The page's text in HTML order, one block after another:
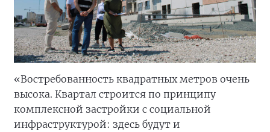
«Востребованность квадратных метров очень
высока. Квартал строится по принципу
комплексной застройки с социальной
инфраструктурой: здесь будут и